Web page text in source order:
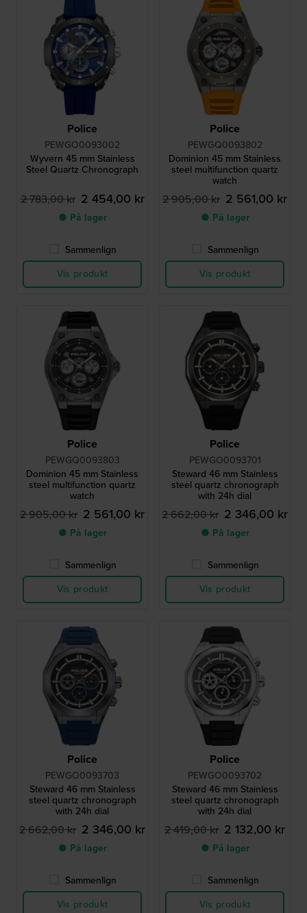
Police
PEWGO0093002
Wyvern 45 mm Stainless
Steel Quartz Chronograph
2 783,00 kr 2 454,00 kr
● På lager
Sammenlign
Vis produkt
Police
PEWGQ0093802
Dominion 45 mm Stainless
steel multifunction quartz
watch
2 905,00 kr 2 561,00 kr
● På lager
Sammenlign
Vis produkt
Police
PEWGQ0093803
Dominion 45 mm Stainless
steel multifunction quartz
watch
2 905,00 kr 2 561,00 kr
● På lager
Sammenlign
Vis produkt
Police
PEWGO0093701
Steward 46 mm Stainless
steel quartz chronograph
with 24h dial
2 662,00 kr 2 346,00 kr
● På lager
Sammenlign
Vis produkt
Police
PEWGO0093703
Steward 46 mm Stainless
steel quartz chronograph
with 24h dial
2 662,00 kr 2 346,00 kr
● På lager
Sammenlign
Vis produkt
Police
PEWGO0093702
Steward 46 mm Stainless
steel quartz chronograph
with 24h dial
2 419,00 kr 2 132,00 kr
● På lager
Sammenlign
Vis produkt